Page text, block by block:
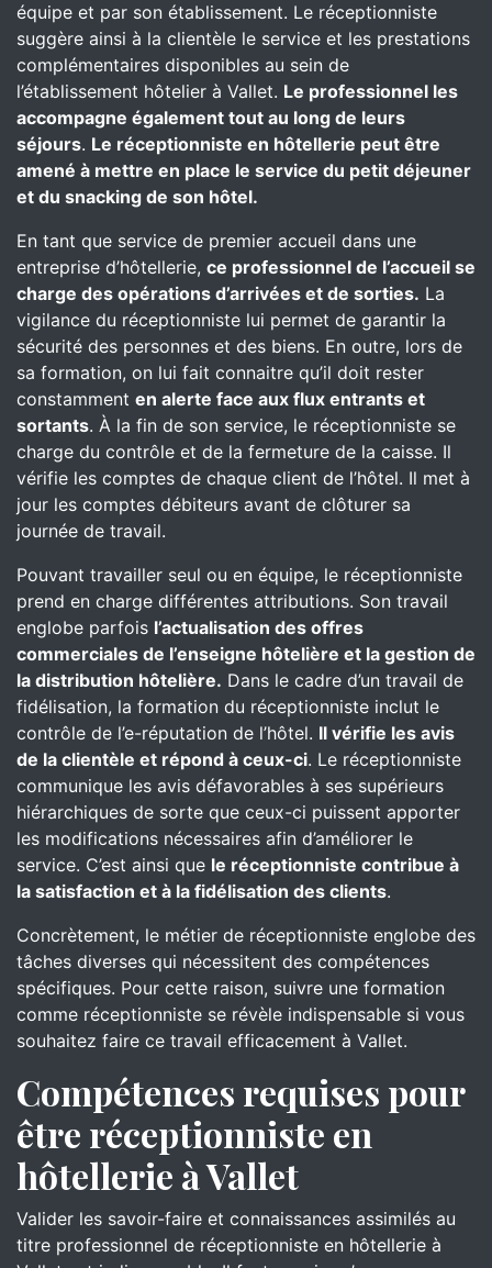
équipe et par son établissement. Le réceptionniste
suggère ainsi à la clientèle le service et les prestations
complémentaires disponibles au sein de
l’établissement hôtelier à Vallet. Le professionnel les
accompagne également tout au long de leurs
séjours. Le réceptionniste en hôtellerie peut être
amené à mettre en place le service du petit déjeuner
et du snacking de son hôtel.
En tant que service de premier accueil dans une
entreprise d’hôtellerie, ce professionnel de l’accueil se
charge des opérations d’arrivées et de sorties. La
vigilance du réceptionniste lui permet de garantir la
sécurité des personnes et des biens. En outre, lors de
sa formation, on lui fait connaitre qu’il doit rester
constamment en alerte face aux flux entrants et
sortants. À la fin de son service, le réceptionniste se
charge du contrôle et de la fermeture de la caisse. Il
vérifie les comptes de chaque client de l’hôtel. Il met à
jour les comptes débiteurs avant de clôturer sa
journée de travail.
Pouvant travailler seul ou en équipe, le réceptionniste
prend en charge différentes attributions. Son travail
englobe parfois l’actualisation des offres
commerciales de l’enseigne hôtelière et la gestion de
la distribution hôtelière. Dans le cadre d’un travail de
fidélisation, la formation du réceptionniste inclut le
contrôle de l’e-réputation de l’hôtel. Il vérifie les avis
de la clientèle et répond à ceux-ci. Le réceptionniste
communique les avis défavorables à ses supérieurs
hiérarchiques de sorte que ceux-ci puissent apporter
les modifications nécessaires afin d’améliorer le
service. C’est ainsi que le réceptionniste contribue à
la satisfaction et à la fidélisation des clients.
Concrètement, le métier de réceptionniste englobe des
tâches diverses qui nécessitent des compétences
spécifiques. Pour cette raison, suivre une formation
comme réceptionniste se révèle indispensable si vous
souhaitez faire ce travail efficacement à Vallet.
Compétences requises pour
être réceptionniste en
hôtellerie à Vallet
Valider les savoir-faire et connaissances assimilés au
titre professionnel de réceptionniste en hôtellerie à